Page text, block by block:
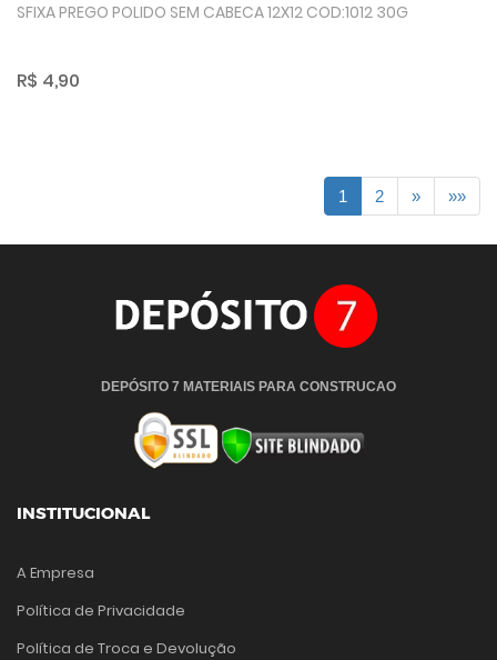
SFIXA PREGO POLIDO SEM CABECA 12X12 COD:1012 30G
R$ 4,90
1 2 » »»
DEPÓSITO 7 MATERIAIS PARA CONSTRUCAO
INSTITUCIONAL
A Empresa
Política de Privacidade
Política de Troca e Devolução